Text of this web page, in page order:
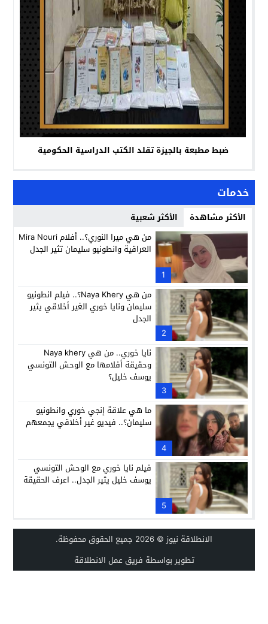
ضبط مطبعة بالجيزة تقلد الكتب الدراسية الحكومية
خدمات
الأكثر مشاهدة الأكثر شعبية
1
من هي ميرا النوري؟.. أفلام Mira Nouri
العراقية وانطونيو سليمان تثير الجدل
2
من هي Naya Khery؟.. فيلم انطونيو
سليمان ونايا خوري الغير أخلاقي يثير
الجدل
3
نايا خوري.. من هي Naya khery
وحقيقة أفلامها مع الوحش التونسي
يوسف خليل؟
4
ما هي علاقة إنجي خوري وانطونيو
سليمان؟.. فيديو غير أخلاقي يجمعهم
5
فيلم نايا خوري مع الوحش التونسي
يوسف خليل يثير الجدل.. اعرف الحقيقة
الانطلاقة نيوز © 2026 جميع الحقوق محفوظة.
تطوير بواسطة فريق عمل الانطلاقة